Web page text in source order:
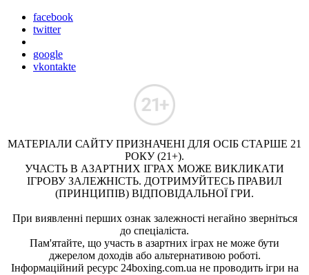
facebook
twitter
google
vkontakte
МАТЕРІАЛИ САЙТУ ПРИЗНАЧЕНІ ДЛЯ ОСІБ СТАРШЕ 21
РОКУ (21+).
УЧАСТЬ В АЗАРТНИХ ІГРАХ МОЖЕ ВИКЛИКАТИ
ІГРОВУ ЗАЛЕЖНІСТЬ. ДОТРИМУЙТЕСЬ ПРАВИЛ
(ПРИНЦИПІВ) ВІДПОВІДАЛЬНОЇ ГРИ.
При виявленні перших ознак залежності негайно зверніться
до спеціаліста.
Пам'ятайте, що участь в азартних іграх не може бути
джерелом доходів або альтернативою роботі.
Інформаційний ресурс 24boxing.com.ua не проводить ігри на